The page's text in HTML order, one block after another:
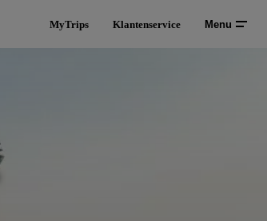
MyTrips Klantenservice Menu